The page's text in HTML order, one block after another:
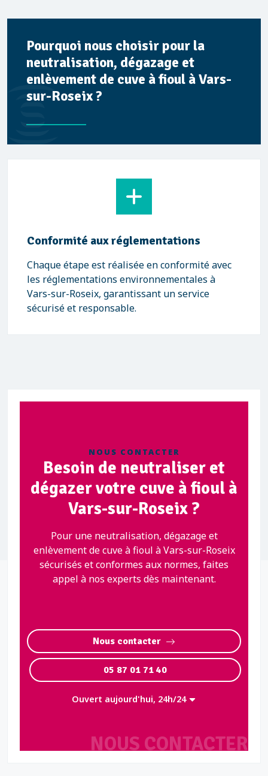
Pourquoi nous choisir pour la
neutralisation, dégazage et
enlèvement de cuve à fioul à Vars-
sur-Roseix ?
Conformité aux réglementations
Chaque étape est réalisée en conformité avec
les réglementations environnementales à
Vars-sur-Roseix, garantissant un service
sécurisé et responsable.
NOUS CONTACTER
NOUS CONTACTER
Besoin de neutraliser et
dégazer votre cuve à fioul à
Vars-sur-Roseix ?
Pour une neutralisation, dégazage et
enlèvement de cuve à fioul à Vars-sur-Roseix
sécurisés et conformes aux normes, faites
appel à nos experts dès maintenant.
Nous contacter
05 87 01 71 40
Ouvert aujourd'hui, 24h/24